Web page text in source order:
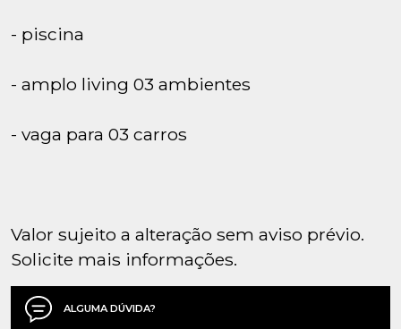
- piscina
- amplo living 03 ambientes
- vaga para 03 carros
Valor sujeito a alteração sem aviso prévio.
Solicite mais informações.
ALGUMA DÚVIDA?